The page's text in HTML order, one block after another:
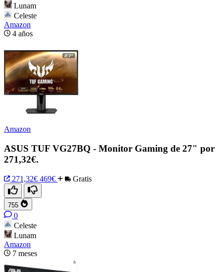
Lunam
Celeste
Amazon
4 años
Amazon
ASUS TUF VG27BQ - Monitor Gaming de 27" por
271,32€.
271,32€ 469€ Gratis
755
0
Celeste
Lunam
Amazon
7 meses